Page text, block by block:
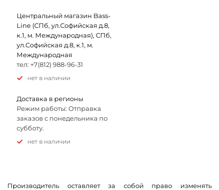
Центральный магазин Bass-
Line (СПб, ул.Софийская д.8,
к.1, м. Международная), СПб,
ул.Софийская д.8, к.1, м.
Международная
тел: +7(812) 988-96-31
Нет в наличии
Доставка в регионы
Режим работы: Отправка
заказов с понедельника по
субботу.
Нет в наличии
Производитель оставляет за собой право изменять